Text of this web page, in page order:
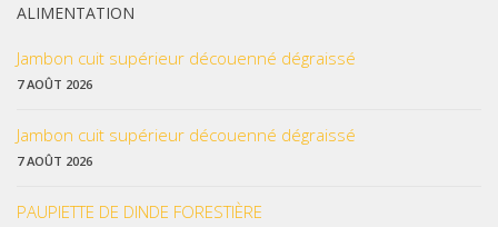
ALIMENTATION
Jambon cuit supérieur découenné dégraissé
7 AOÛT 2026
Jambon cuit supérieur découenné dégraissé
7 AOÛT 2026
PAUPIETTE DE DINDE FORESTIÈRE